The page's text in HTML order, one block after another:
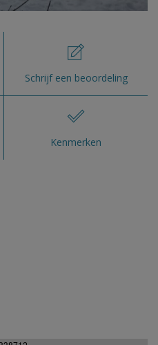
Schrijf een beoordeling
Kenmerken